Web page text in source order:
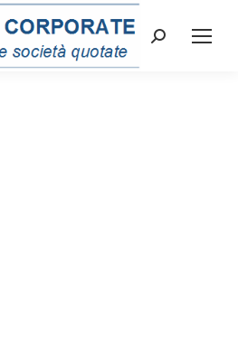
Cerca: